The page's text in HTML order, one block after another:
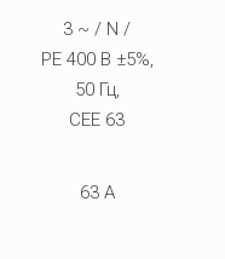
3 ~ / N /
PE 400 В ±5%,
50 Гц,
CEE 63
63 A